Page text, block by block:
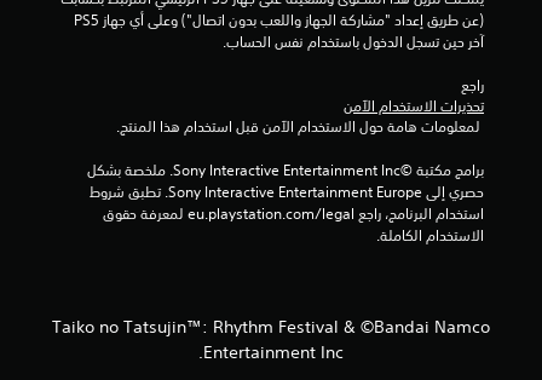
آخر حين تسجل الدخول باستخدام نفس الحساب.
راجع
تحذيرات الاستخدام الآمن
الاستخدام الكاملة.
Taiko no Tatsujin™: Rhythm Festival & ©Bandai Namco
Entertainment Inc.